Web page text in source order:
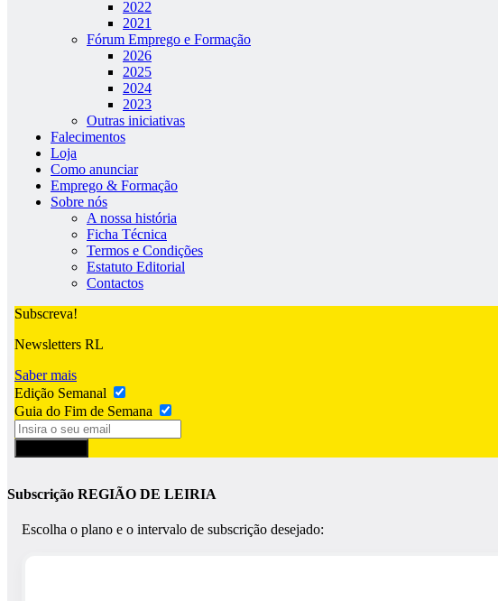
2022
2021
Fórum Emprego e Formação
2026
2025
2024
2023
Outras iniciativas
Falecimentos
Loja
Como anunciar
Emprego & Formação
Sobre nós
A nossa história
Ficha Técnica
Termos e Condições
Estatuto Editorial
Contactos
Subscreva!
Newsletters RL
Saber mais
Edição Semanal
Guia do Fim de Semana
Subscrição REGIÃO DE LEIRIA
Escolha o plano e o intervalo de subscrição desejado: